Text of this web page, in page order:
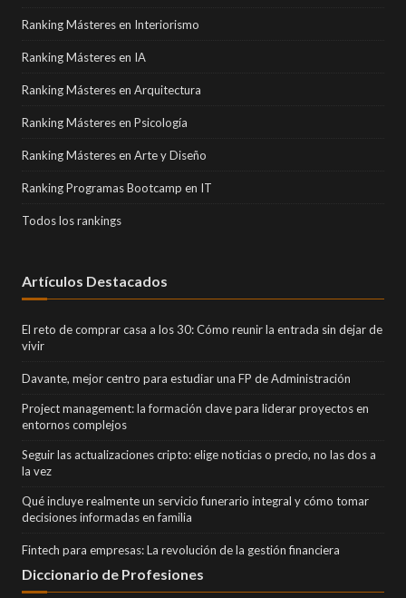
Ranking Másteres en Interiorismo
Ranking Másteres en IA
Ranking Másteres en Arquitectura
Ranking Másteres en Psicología
Ranking Másteres en Arte y Diseño
Ranking Programas Bootcamp en IT
Todos los rankings
Artículos Destacados
El reto de comprar casa a los 30: Cómo reunir la entrada sin dejar de
vivir
Davante, mejor centro para estudiar una FP de Administración
Project management: la formación clave para liderar proyectos en
entornos complejos
Seguir las actualizaciones cripto: elige noticias o precio, no las dos a
la vez
Qué incluye realmente un servicio funerario integral y cómo tomar
decisiones informadas en familia
Fintech para empresas: La revolución de la gestión financiera
Diccionario de Profesiones